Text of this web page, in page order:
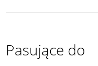
Pasujące do